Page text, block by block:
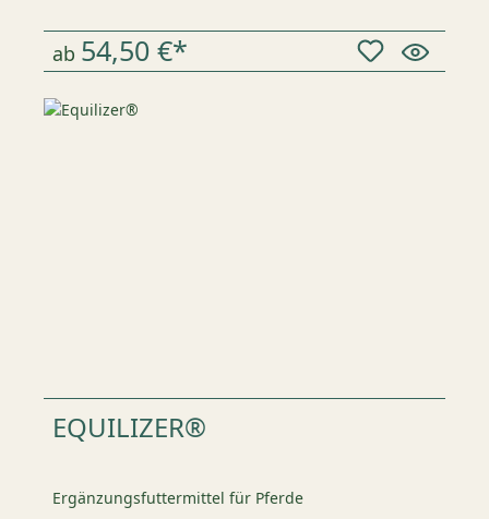
ab 54,50 €*
EQUILIZER®
Ergänzungsfuttermittel für Pferde